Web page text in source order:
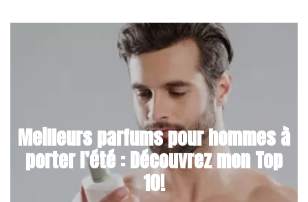
Meilleurs parfums pour hommes à
porter l’été : Découvrez mon Top
10!